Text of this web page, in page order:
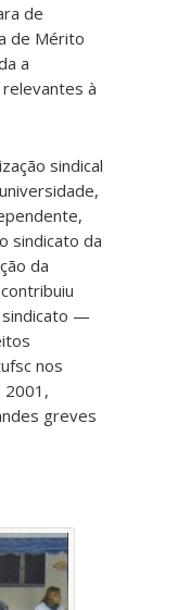
de
de Mérito
a
à
sindical
sindicato da
da
sindicato —
nos
2001,
greves